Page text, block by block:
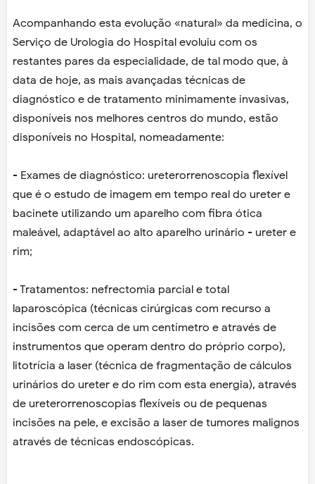
Acompanhando esta evolução «natural» da medicina, o
Serviço de Urologia do Hospital evoluiu com os
restantes pares da especialidade, de tal modo que, à
data de hoje, as mais avançadas técnicas de
diagnóstico e de tratamento minimamente invasivas,
disponíveis nos melhores centros do mundo, estão
disponíveis no Hospital, nomeadamente:
- Exames de diagnóstico: ureterorrenoscopia flexível
que é o estudo de imagem em tempo real do ureter e
bacinete utilizando um aparelho com fibra ótica
maleável, adaptável ao alto aparelho urinário - ureter e
rim;
- Tratamentos: nefrectomia parcial e total
laparoscópica (técnicas cirúrgicas com recurso a
incisões com cerca de um centímetro e através de
instrumentos que operam dentro do próprio corpo),
litotrícia a laser (técnica de fragmentação de cálculos
urinários do ureter e do rim com esta energia), através
de ureterorrenoscopias flexíveis ou de pequenas
incisões na pele, e excisão a laser de tumores malignos
através de técnicas endoscópicas.